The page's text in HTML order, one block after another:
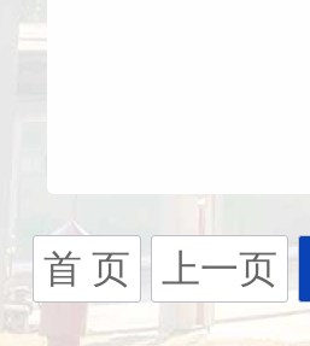
首 页 上一页